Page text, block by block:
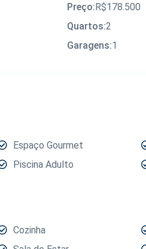
Preço:R$178.500
Quartos:2
Garagens:1
Espaço Gourmet
Piscina Adulto
Cozinha